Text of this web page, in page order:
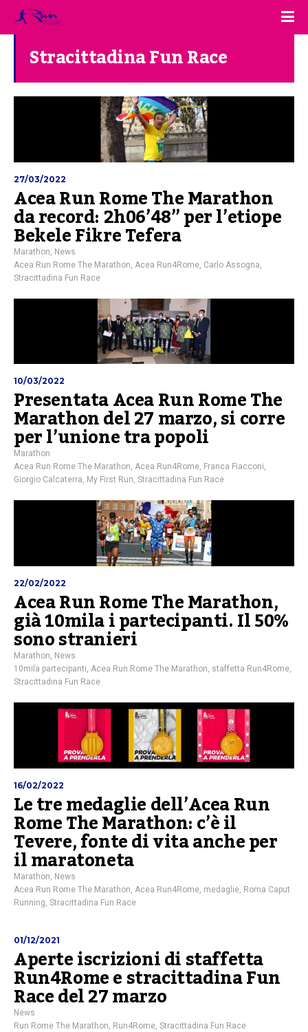
Stracittadina Fun Race
27/03/2022
Acea Run Rome The Marathon
da record: 2h06’48” per l’etiope
Bekele Fikre Tefera
Marathon News
Acea Run Rome The Marathon Acea Run4Rome Carlo Assogna
Stracittadina Fun Race
10/03/2022
Presentata Acea Run Rome The
Marathon del 27 marzo, si corre
per l’unione tra popoli
Marathon
Acea Run Rome The Marathon, Acea Run4Rome, Franca Fiacconi,
Giorgio Calcaterra, My First Run, Stracittadina Fun Race
22/02/2022
Acea Run Rome The Marathon,
già 10mila i partecipanti. Il 50%
sono stranieri
Marathon, News
10mila partecipanti, Acea Run Rome The Marathon, staffetta Run4Rome,
Stracittadina Fun Race
16/02/2022
Le tre medaglie dell’Acea Run
Rome The Marathon: c’è il
Tevere, fonte di vita anche per
il maratoneta
Marathon News
Acea Run Rome The Marathon Acea Run4Rome medaglie Roma Caput
Running Stracittadina Fun Race
01/12/2021
Aperte iscrizioni di staffetta
Run4Rome e stracittadina Fun
Race del 27 marzo
News
Run Rome The Marathon Run4Rome Stracittadina Fun Race